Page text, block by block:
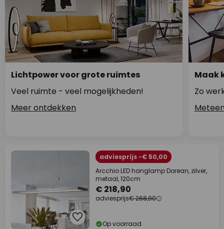
Lichtpower voor grote ruimtes
Veel ruimte - veel mogelijkheden!
Meer ontdekken
Maak
Zo
adviesprijs -€ 50,00
Arcchio LED hanglamp Dorean, zilver,
metaal, 120cm
€ 218,90
adviesprijs€ 268,90
Op voorraad